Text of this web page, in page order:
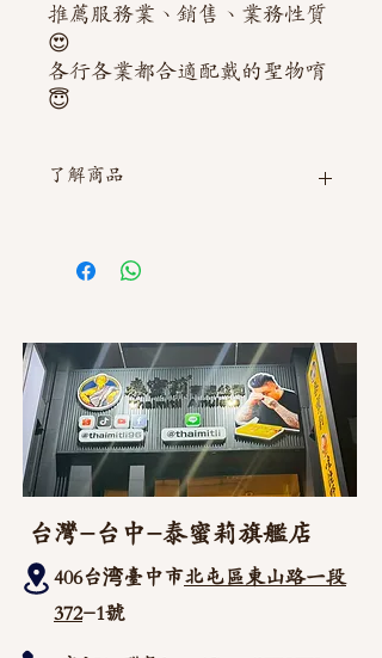
推薦服務業、銷售、業務性質
😍
各行各業都合適配戴的聖物唷
😇
了解商品
台灣-台中-泰蜜莉旗艦店
406台湾臺中市北屯區東山路一段
372-1號